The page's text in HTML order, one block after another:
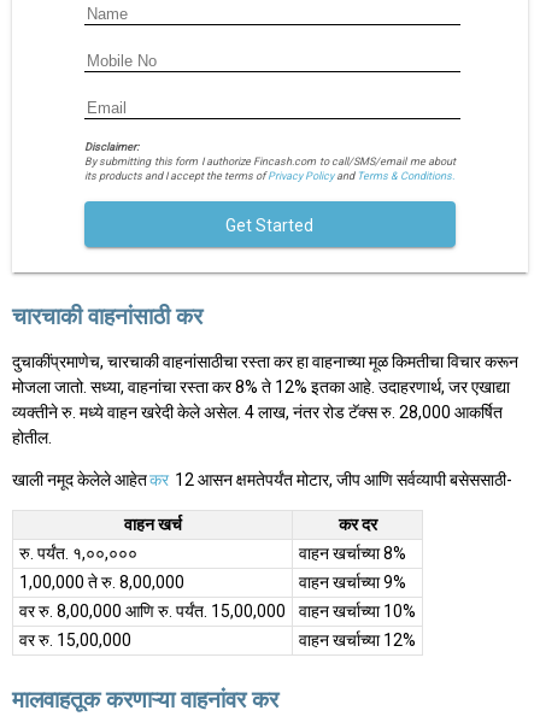
Disclaimer:
By submitting this form I authorize Fincash.com to call/SMS/email me about
its products and I accept the terms ofPrivacy Policyand Terms & Conditions.
Get Started
चारचाकी वाहनांसाठी कर
दुचाकींप्रमाणेच, चारचाकी वाहनांसाठीचा रस्ता कर हा वाहनाच्या मूळ किमतीचा विचार करून
मोजला जातो. सध्या, वाहनांचा रस्ता कर 8% ते 12% इतका आहे. उदाहरणार्थ, जर एखाद्या
व्यक्तीने रु. मध्ये वाहन खरेदी केले असेल. 4 लाख, नंतर रोड टॅक्स रु. 28,000 आकर्षित
होतील.
खाली नमूद केलेले आहेतकर 12 आसन क्षमतेपर्यंत मोटार, जीप आणि सर्वव्यापी बसेससाठी-
वाहन खर्च
कर दर
रु. पर्यंत. १,००,०००
वाहन खर्चाच्या 8%
1,00,000 ते रु. 8,00,000
वाहन खर्चाच्या 9%
वर रु. 8,00,000 आणि रु. पर्यंत. 15,00,000
वाहन खर्चाच्या 10%
वर रु. 15,00,000
वाहन खर्चाच्या 12%
मालवाहतूक करणाऱ्या वाहनांवर कर